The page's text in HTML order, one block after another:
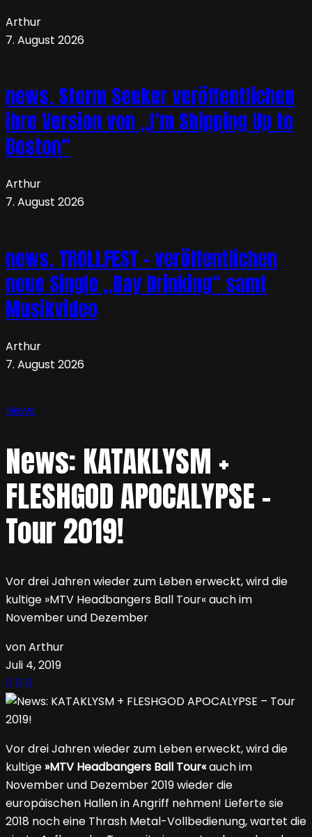
Arthur
7. August 2026
news. Storm Seeker veröffentlichen
ihre Version von „I’m Shipping Up to
Boston“
Arthur
7. August 2026
news. TROLLFEST – veröffentlichen
neue Single „Day Drinking“ samt
Musikvideo
Arthur
7. August 2026
News
News: KATAKLYSM +
FLESHGOD APOCALYPSE –
Tour 2019!
Vor drei Jahren wieder zum Leben erweckt, wird die
kultige »MTV Headbangers Ball Tour« auch im
November und Dezember
von Arthur
Juli 4, 2019
Vor drei Jahren wieder zum Leben erweckt, wird die
kultige»MTV Headbangers Ball Tour«auch im
November und Dezember 2019 wieder die
europäischen Hallen in Angriff nehmen! Lieferte sie
2018 noch eine Thrash Metal-Vollbedienung, wartet die